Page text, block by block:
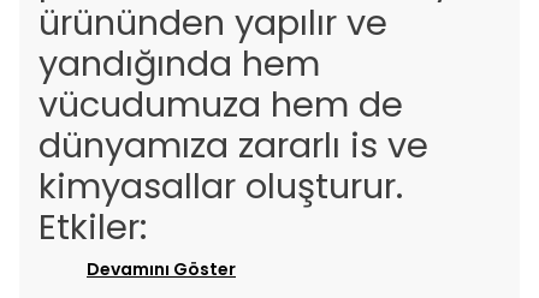
ürününden yapılır ve
yandığında hem
vücudumuza hem de
dünyamıza zararlı is ve
kimyasallar oluşturur.
Etkiler:
Devamını Göster